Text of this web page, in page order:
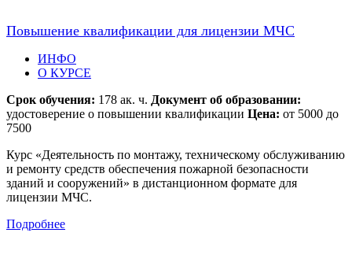
Повышение квалификации для лицензии МЧС
ИНФО
О КУРСЕ
Срок обучения: 178 ак. ч. Документ об образовании:
удостоверение о повышении квалификации Цена: от 5000 до
7500
Курс «Деятельность по монтажу, техническому обслуживанию
и ремонту средств обеспечения пожарной безопасности
зданий и сооружений» в дистанционном формате для
лицензии МЧС.
Подробнее